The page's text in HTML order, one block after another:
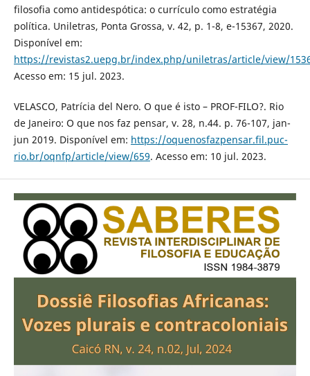
filosofia como antidespótica: o currículo como estratégia
política. Uniletras, Ponta Grossa, v. 42, p. 1-8, e-15367, 2020.
Disponível em:
https://revistas2.uepg.br/index.php/uniletras/article/view/
Acesso em: 15 jul. 2023.
VELASCO, Patrícia del Nero. O que é isto – PROF-FILO?. Rio
de Janeiro: O que nos faz pensar, v. 28, n.44. p. 76-107, jan-
jun 2019. Disponível em: https://oquenosfazpensar.fil.puc-
rio.br/oqnfp/article/view/659. Acesso em: 10 jul. 2023.